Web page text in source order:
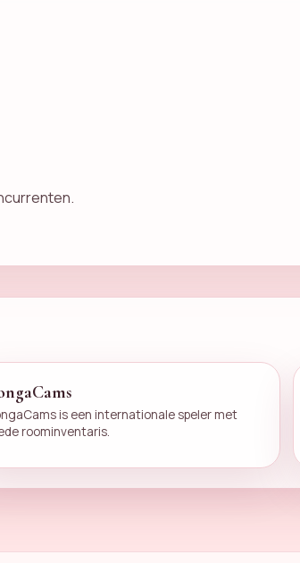
is een internationale speler met
roominventaris.